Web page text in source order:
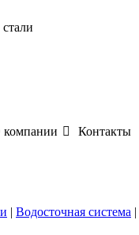
Контакты
| Водосточная система |